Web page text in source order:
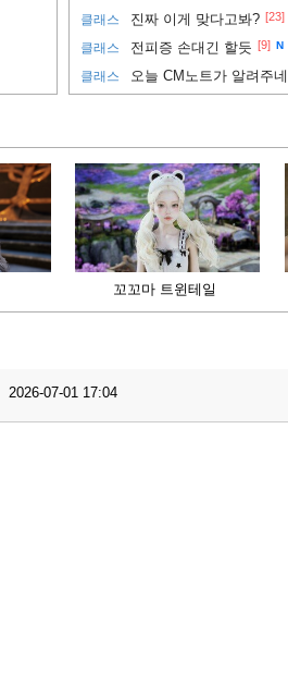
클래스 진짜 이게 맞다고봐? [23]
클래스 전피증 손대긴 할듯 [9] N
클래스 오늘 CM노트가 알려주네
꼬꼬마 트윈테일
2026-07-01 17:04